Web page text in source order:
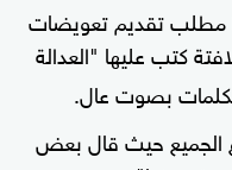
مطلب تقديم تعويضات
لافتة كتب عليها "العدالة
بصوت عال.
الجميع حيث قال بعض